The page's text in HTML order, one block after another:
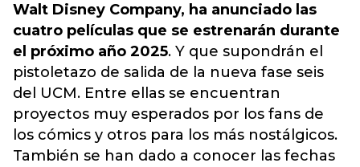
Walt Disney Company, ha anunciado las
cuatro películas que se estrenarán durante
el próximo año 2025. Y que supondrán el
pistoletazo de salida de la nueva fase seis
del UCM. Entre ellas se encuentran
proyectos muy esperados por los fans de
los cómics y otros para los más nostálgicos.
También se han dado a conocer las fechas